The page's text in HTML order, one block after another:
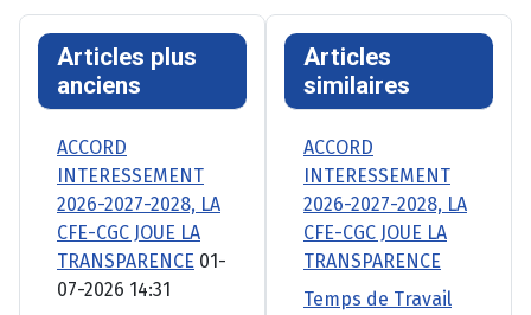
Articles plus
anciens
ACCORD
INTERESSEMENT
2026-2027-2028, LA
CFE-CGC JOUE LA
TRANSPARENCE 01-
07-2026 14:31
Articles
similaires
ACCORD
INTERESSEMENT
2026-2027-2028, LA
CFE-CGC JOUE LA
TRANSPARENCE
Temps de Travail